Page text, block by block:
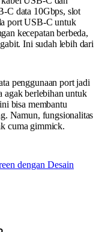
C data 10Gbps, slot
port USB-C untuk
kecepatan berbeda,
Ini sudah lebih dari
penggunaan port jadi
agak berlebihan untuk
bisa membantu
Namun, fungsionalitas
cuma gimmick.
dengan Desain